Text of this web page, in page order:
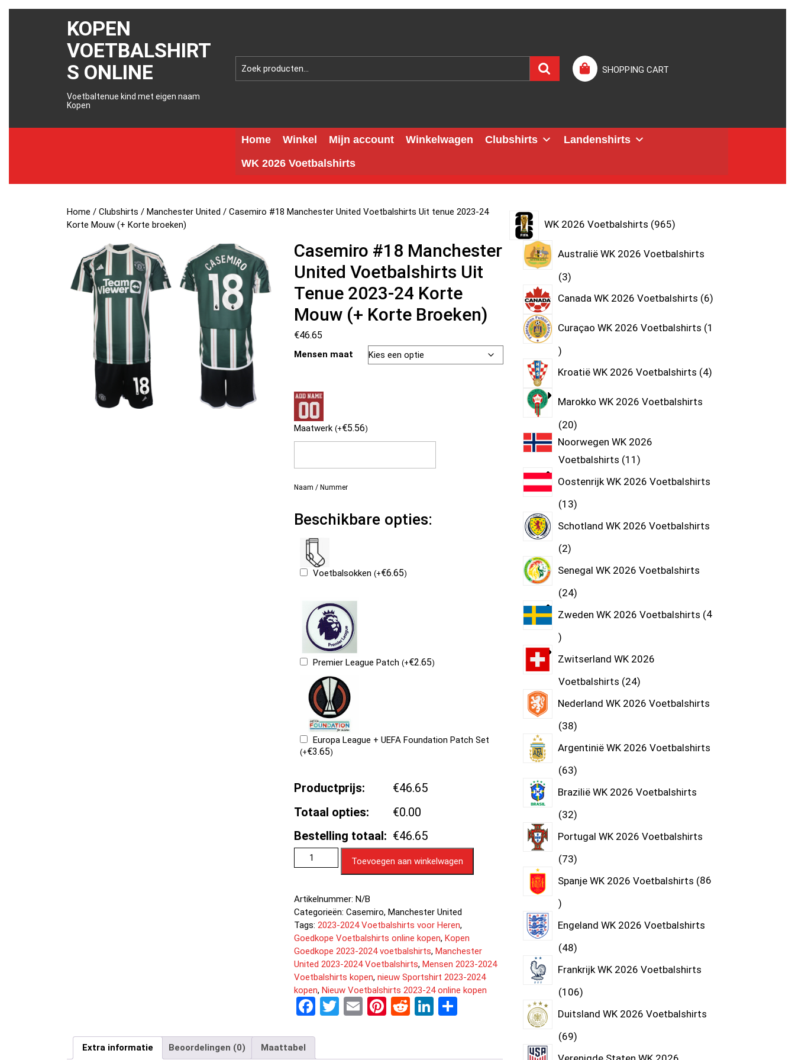
KOPEN
VOETBALSHIRT
S ONLINE
Voetbaltenue kind met eigen naam
Kopen
SHOPPING CART
Home Winkel Mijn account Winkelwagen Clubshirts
Landenshirts
WK 2026 Voetbalshirts
Home /Clubshirts /Manchester United / Casemiro #18 Manchester United Voetbalshirts Uit tenue 2023-24
Korte Mouw (+ Korte broeken)
Casemiro #18 Manchester
United Voetbalshirts Uit
Tenue 2023-24 Korte
Mouw (+ Korte Broeken)
€46.65
Mensen maat
Maatwerk (+€5.56)
Naam / Nummer
Beschikbare opties:
Voetbalsokken (+€6.65)
Premier League Patch (+€2.65)
Europa League + UEFA Foundation Patch Set
(+€3.65)
Productprijs:
€46.65
Totaal opties:
€0.00
Bestelling totaal: €46.65
Toevoegen aan winkelwagen
Artikelnummer: N/B
Categorieën: Casemiro, Manchester United
Tags: 2023-2024 Voetbalshirts voor Heren,
Goedkope Voetbalshirts online kopen, Kopen
Goedkope 2023-2024 voetbalshirts, Manchester
United 2023-2024 Voetbalshirts, Mensen 2023-2024
Voetbalshirts kopen, nieuw Sportshirt 2023-2024
kopen, Nieuw Voetbalshirts 2023-24 online kopen
F
ce
T E Pi R Li D
Extra informatie Beoordelingen (0) Maattabel
WK 2026 Voetbalshirts 965
Australië WK 2026 Voetbalshirts
3
Canada WK 2026 Voetbalshirts 6
Curaçao WK 2026 Voetbalshirts 1
Kroatië WK 2026 Voetbalshirts 4
Marokko WK 2026 Voetbalshirts
20
Noorwegen WK 2026
Voetbalshirts 11
Oostenrijk WK 2026 Voetbalshirts
13
Schotland WK 2026 Voetbalshirts
2
Senegal WK 2026 Voetbalshirts
24
Zweden WK 2026 Voetbalshirts 4
Zwitserland WK 2026
Voetbalshirts 24
Nederland WK 2026 Voetbalshirts
38
Argentinië WK 2026 Voetbalshirts
63
Brazilië WK 2026 Voetbalshirts
32
Portugal WK 2026 Voetbalshirts
73
Spanje WK 2026 Voetbalshirts 86
Engeland WK 2026 Voetbalshirts
48
Frankrijk WK 2026 Voetbalshirts
106
Duitsland WK 2026 Voetbalshirts
69